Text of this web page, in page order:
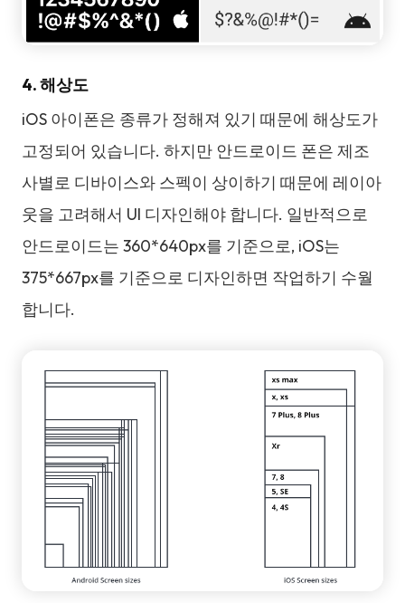
4. 해상도
iOS 아이폰은 종류가 정해져 있기 때문에 해상도가
고정되어 있습니다. 하지만 안드로이드 폰은 제조
사별로 디바이스와 스펙이 상이하기 때문에 레이아
웃을 고려해서 UI 디자인해야 합니다. 일반적으로
안드로이드는 360*640px를 기준으로, iOS는
375*667px를 기준으로 디자인하면 작업하기 수월
합니다.